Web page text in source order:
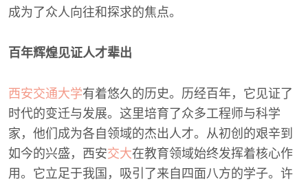
成为了众人向往和探求的焦点。
百年辉煌见证人才辈出
西安交通大学有着悠久的历史。历经百年，它见证了
时代的变迁与发展。这里培育了众多工程师与科学
家，他们成为各自领域的杰出人才。从初创的艰辛到
如今的兴盛，西安交大在教育领域始终发挥着核心作
用。它立足于我国，吸引了来自四面八方的学子。许